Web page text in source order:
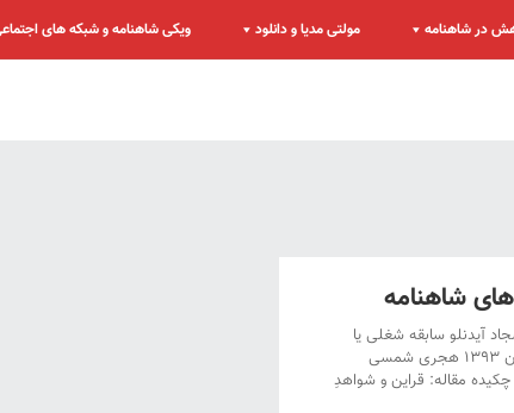
در شاهنامه مولتی مدیا و دانلود ویکی شاهنامه و شبکه های
شاهنامه
آیدنلو سابقه شغلی یا
تحصیلی نویسنده: دانشیار زبان و ادبیات فارسی دانشگاه پیام نور تاریخ نگارش: زمستان ۱۳۹۳ هجری شمسی
منبع: دوفصلنامۀ فرهنگ و ادبیات عامه، سال سوم، شمارۀ پنج، بهار و تابستان ۱۳۹۴ چکیده مقاله: قراین و شواهدِ